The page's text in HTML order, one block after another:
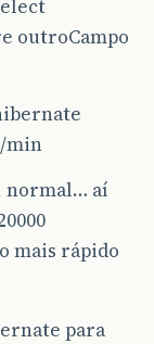
outroCampo
min
normal… aí
mais rápido
para